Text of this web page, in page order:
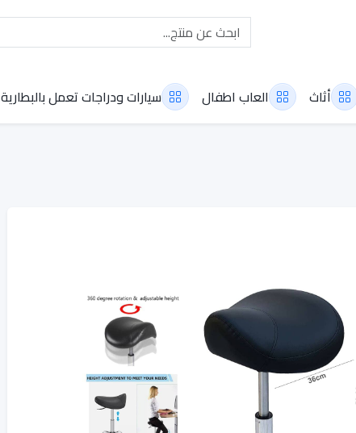
أثاث العاب اطفال سيارات ودراجات تعمل بالبطارية